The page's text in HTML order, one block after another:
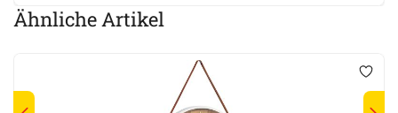
Ähnliche Artikel